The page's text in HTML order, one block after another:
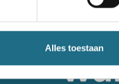
Alles toestaan
de handleiding.